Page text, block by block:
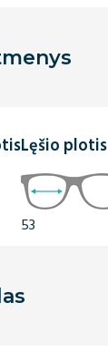
Lęšio plotis
53